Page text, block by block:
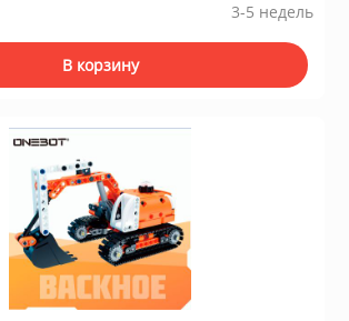
3-5 недель
В корзину